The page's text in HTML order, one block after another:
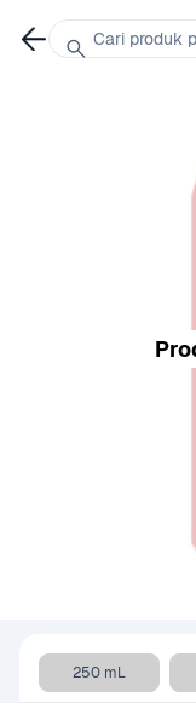
250 mL
Cari produk